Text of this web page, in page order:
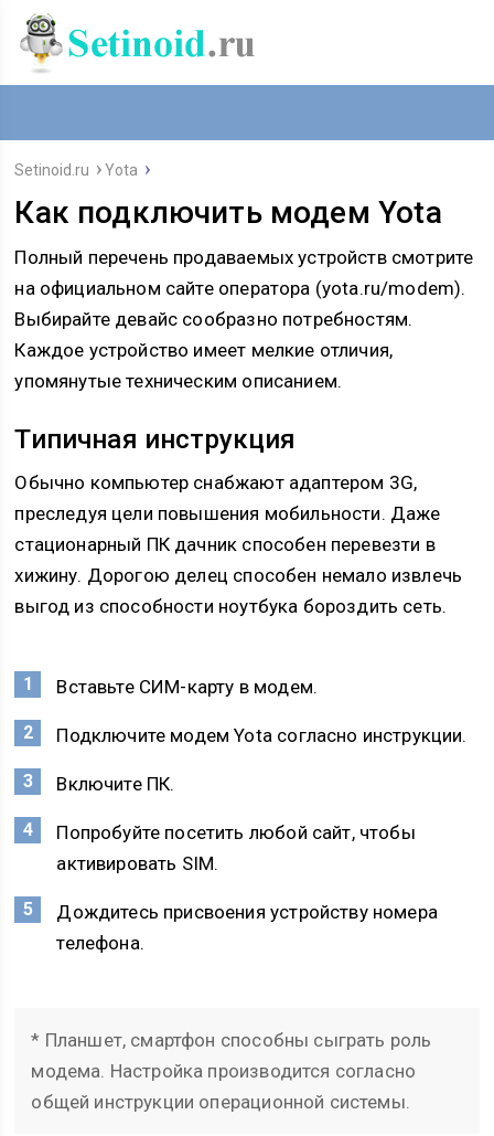
Setinoid.ru Yota
Как подключить модем Yota
Полный перечень продаваемых устройств смотрите
на официальном сайте оператора (yota.ru/modem).
Выбирайте девайс сообразно потребностям.
Каждое устройство имеет мелкие отличия,
упомянутые техническим описанием.
Типичная инструкция
Обычно компьютер снабжают адаптером 3G,
преследуя цели повышения мобильности. Даже
стационарный ПК дачник способен перевезти в
хижину. Дорогою делец способен немало извлечь
выгод из способности ноутбука бороздить сеть.
Вставьте СИМ-карту в модем.
Подключите модем Yota согласно инструкции.
Включите ПК.
Попробуйте посетить любой сайт, чтобы
активировать SIM.
Дождитесь присвоения устройству номера
телефона.
* Планшет, смартфон способны сыграть роль
модема. Настройка производится согласно
общей инструкции операционной системы.